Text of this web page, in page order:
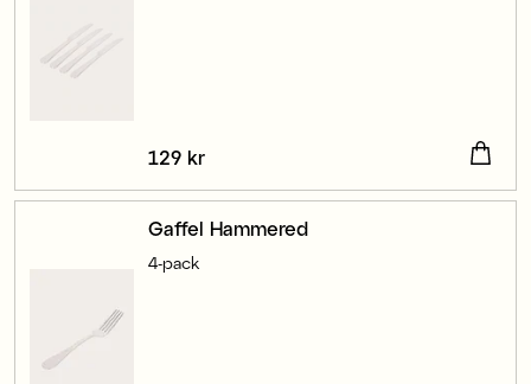
Pris :129 kr
129 kr
Gaffel Hammered
4-pack